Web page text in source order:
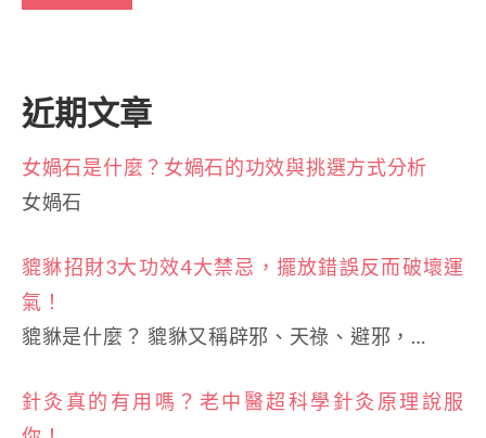
近期文章
女媧石是什麼？女媧石的功效與挑選方式分析
女媧石
貔貅招財3大功效4大禁忌，擺放錯誤反而破壞運
氣！
貔貅是什麼？ 貔貅又稱辟邪、天祿、避邪，…
針灸真的有用嗎？老中醫超科學針灸原理說服